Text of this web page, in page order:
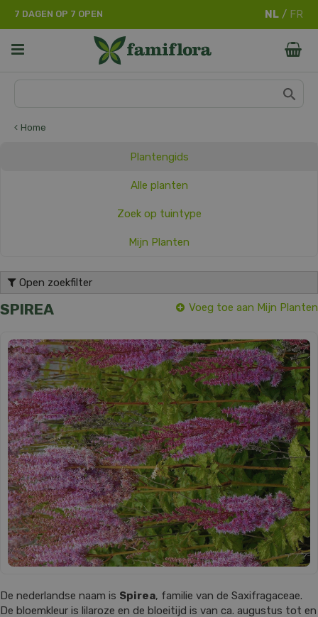
Home
7 DAGEN OP 7 OPEN
Plantengids
Alle planten
Zoek op tuintype
Mijn Planten
Open zoekfilter
SPIREA Voeg toe aan Mijn Planten
De nederlandse naam is Spirea, familie van de Saxifragaceae.
De bloemkleur is lilaroze en de bloeitijd is van ca. augustus tot en